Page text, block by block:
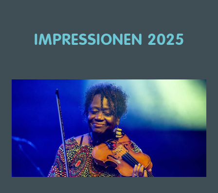
IMPRESSIONEN 2025